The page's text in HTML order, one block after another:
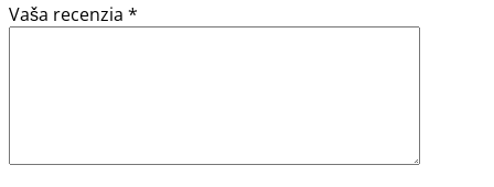
Vaša recenzia *